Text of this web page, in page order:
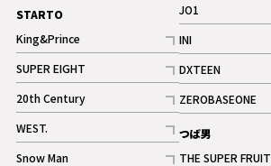
STARTO
King&Prince
記事
SUPER EIGHT
記事
20th Century
記事
WEST.
記事
Snow Man
JO1
記事
INI
記事
ギャラリー
DXTEEN
記事
ギャラリー
ZEROBASEONE
記事
つば男
THE SUPER FRUIT